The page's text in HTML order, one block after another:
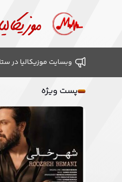
وبسایت موزیکالیا در
پست ویژه